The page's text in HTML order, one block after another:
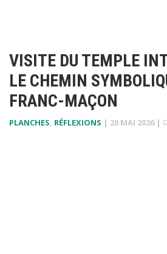
VISITE DU TEMPLE
LE CHEMIN
FRANC-MAÇON
PLANCHES, RÉFLEXIONS | 20 MAI 2026 |